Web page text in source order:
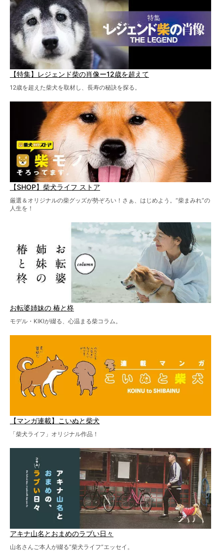
【特集】レジェンド柴の肖像ー12歳を超えて
12歳を超えた柴犬を取材し、長寿の秘訣を探る。
【SHOP】柴犬ライフ ストア
厳選＆オリジナルの柴グッズが勢ぞろい！さぁ、はじめよう。“柴まみれ”の
人生を！
お転婆姉妹の 椿と柊
モデル・KIKIが綴る、心温まる柴コラム。
【マンガ連載】こいぬと柴犬
「柴犬ライフ」オリジナル作品！
アキナ山名とおまめのラブい日々
山名さんご本人が綴る“柴犬ライフ”エッセイ。